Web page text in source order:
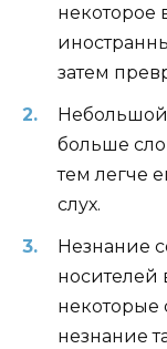
некоторое
затем
Небольшой
больше
тем легче
слух.
Незнание
носителей
некоторые
незнание